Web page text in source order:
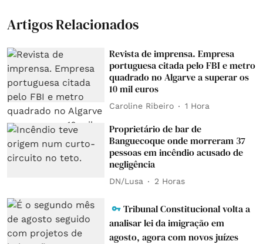
Artigos Relacionados
Revista de imprensa. Empresa
portuguesa citada pelo FBI e metro
quadrado no Algarve a superar os
10 mil euros
Caroline Ribeiro 1 Hora
Proprietário de bar de
Banguecoque onde morreram 37
pessoas em incêndio acusado de
negligência
DN/Lusa 2 Horas
Tribunal Constitucional volta a
analisar lei da imigração em
agosto, agora com novos juízes